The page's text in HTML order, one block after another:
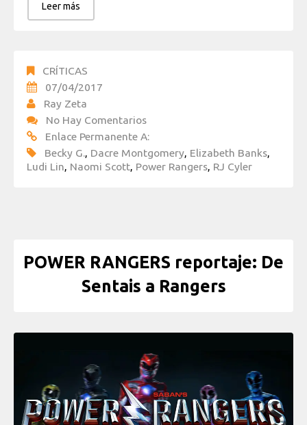
Leer más
CRÍTICAS
07/04/2017
Ray Zeta
No Hay Comentarios
Enlace Permanente A:
Becky G., Dacre Montgomery, Elizabeth Banks,
Ludi Lin, Naomi Scott, Power Rangers, RJ Cyler
POWER RANGERS reportaje: De
Sentais a Rangers